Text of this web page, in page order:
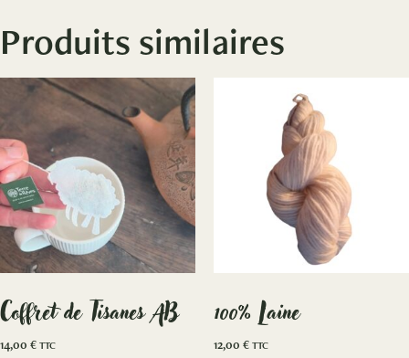
Produits similaires
Coffret de Tisanes AB
14,00 € TTC
100% Laine
12,00 € TTC